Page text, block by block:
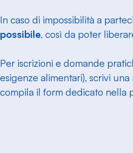
In caso di impossibilità a
possibile, così da poter
Per iscrizioni e domande
esigenze alimentari), scrivi una
compila il form dedicato nella